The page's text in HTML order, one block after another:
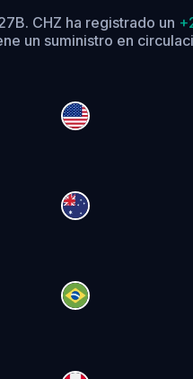
CHZ ha registrado un
un suministro en